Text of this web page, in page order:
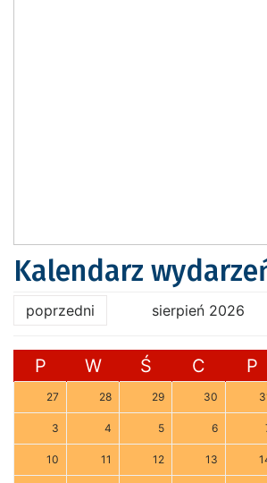
Kalendarz
poprzedni sierpień 2026
P W Ś C P
27 28 29 30
3 4 5 6
10 11 12 13